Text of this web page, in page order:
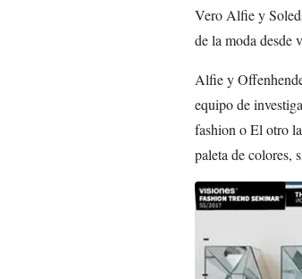
Vero Alfie y
de la moda desde
Alfie y
equipo de
fashion o El otro
paleta de colores,